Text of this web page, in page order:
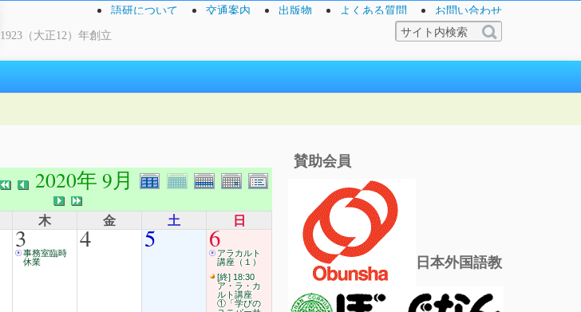
1923（大正12）年創立
語研について 交通案内 出版物 よくある質問 お問い合わせ
2020年 9月
木 金 土 日
3事務室臨時
休業
4 5 6アラカルト
講座（１）
[終] 18:30
ア・ラ・カ
ルト講座
①「学びの
賛助会員
日本外国語教